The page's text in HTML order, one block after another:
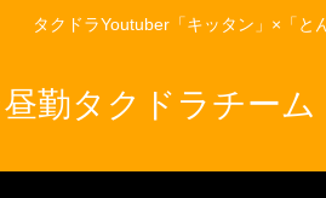
タクドラYoutuber「キッタン」×「と
勤タクドラチー